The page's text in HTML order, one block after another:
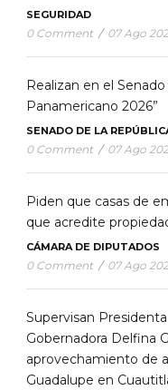
SEGURIDAD
0 Comment / 07 Ago
Realizan en el
Panamericano 2026”
SENADO DE LA
0 Comment / 07 Ago
Piden que casas de
que acredite
CÁMARA DE DIPUTADOS
0 Comment / 07 Ago
Supervisan
Gobernadora Delfina
aprovechamiento de
Guadalupe en